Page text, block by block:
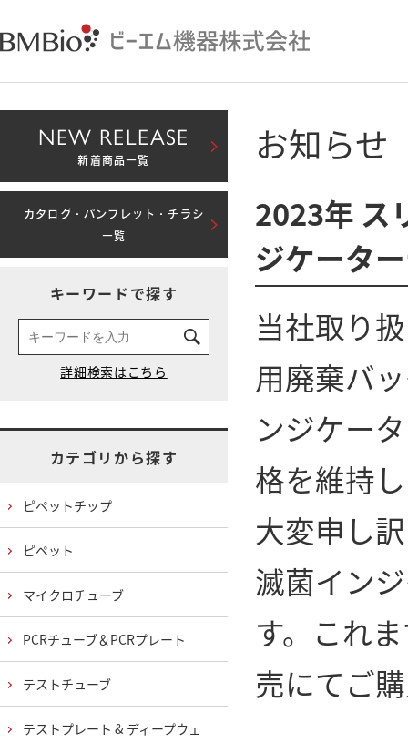
お知らせ
2023年 ス
ジケータ
当社取り
用廃棄バ
ンジケー
格を維持
大変申し
滅菌イン
す。これ
売にてご
NEW RELEASE
新着商品一覧
カタログ・パンフレット・チラシ
一覧
キーワードで探す
カテゴリから探す
ピペットチップ
ピペット
マイクロチューブ
PCRチューブ＆PCRプレート
テストチューブ
テストプレート & ディープウェ